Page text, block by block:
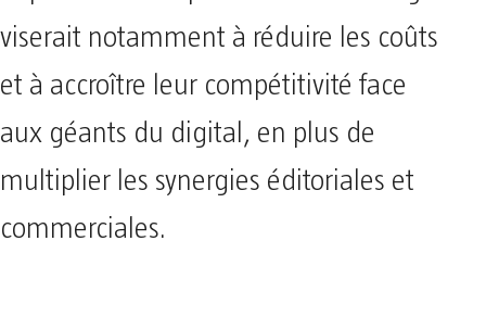
viserait notamment à réduire les coûts
et à accroître leur compétitivité face
aux géants du digital, en plus de
multiplier les synergies éditoriales et
commerciales.